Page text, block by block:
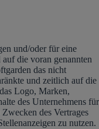
und/oder für eine
die voran genannten
das nicht
und zeitlich auf die
Logo, Marken,
des Unternehmens für
des Vertrages
zu nutzen.